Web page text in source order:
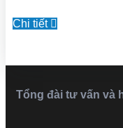
Chi tiết
Tổng đài tư vấn và